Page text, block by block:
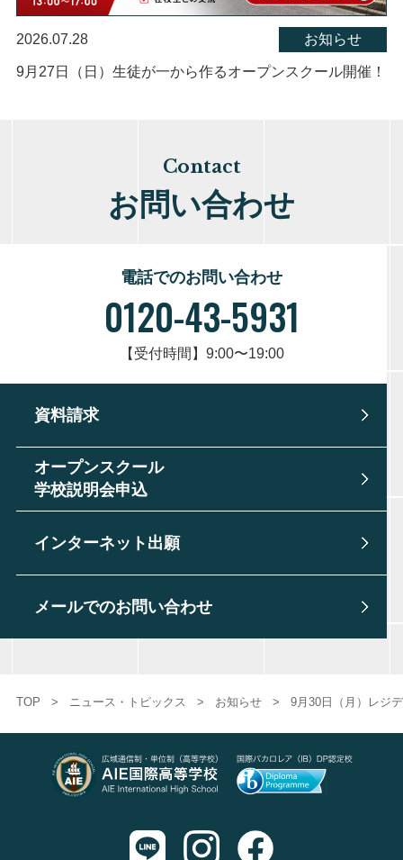
2026.07.28 お知らせ
9月27日（日）生徒が一から作るオープンスクール開催！
Contact
お問い合わせ
電話でのお問い合わせ
0120-43-5931
【受付時間】9:00〜19:00
資料請求
オープンスクール
学校説明会申込
インターネット出願
メールでのお問い合わせ
TOP > ニュース・トピックス > お知らせ > 9月30日（月）レジ